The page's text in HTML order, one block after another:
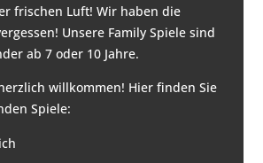
frischen Luft! Wir haben die
Unsere Family Spiele sind
ab 7 oder 10 Jahre.
willkommen! Hier finden Sie
Spiele: